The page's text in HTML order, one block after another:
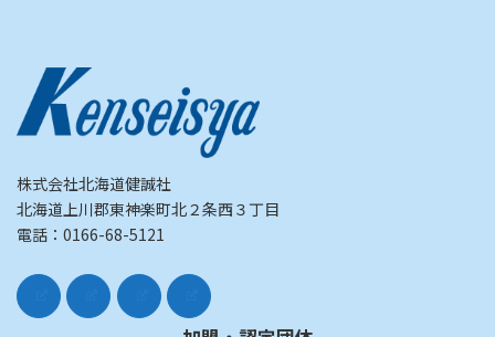
株式会社北海道健誠社
北海道上川郡東神楽町北２条西３丁目
電話：0166-68-5121